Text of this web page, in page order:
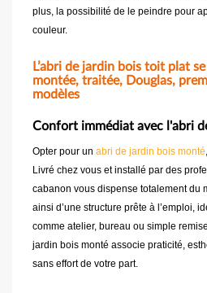
plus, la possibilité de le peindre pour
couleur.
L’abri de jardin bois toit plat
montée, traitée, Douglas,
modèles
Confort immédiat avec l'abri
Opter pour un abri de jardin bois monté
Livré chez vous et installé par des
cabanon vous dispense totalement du
ainsi d’une structure prête à l’emploi,
comme atelier, bureau ou simple
jardin bois monté associe praticité,
sans effort de votre part.